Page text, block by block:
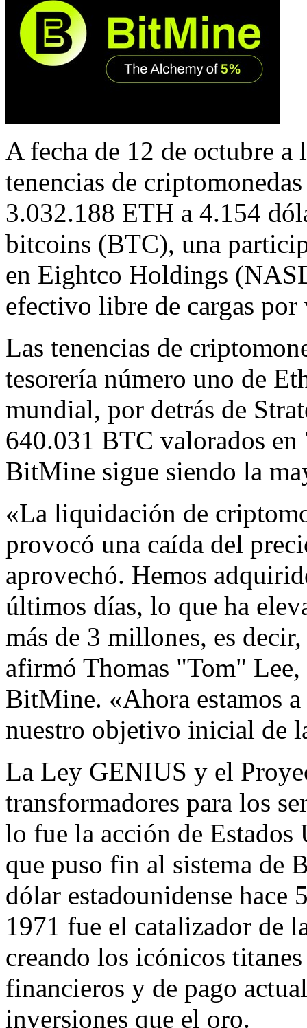
A fecha de 12 de octubre
tenencias de
3.032.188 ETH a 4.154
bitcoins (BTC), una
en Eightco Holdings
efectivo libre de cargas
Las tenencias de
tesorería número uno de
mundial, por detrás de
640.031 BTC valorados
BitMine sigue siendo la
«La liquidación de
provocó una caída del
aprovechó. Hemos
últimos días, lo que ha
más de 3 millones, es
afirmó Thomas "Tom" Lee,
BitMine. «Ahora estamos
nuestro objetivo inicial de
La Ley GENIUS y el
transformadores para los
lo fue la acción de Estados
que puso fin al sistema de
dólar estadounidense hace
1971 fue el catalizador de
creando los icónicos
financieros y de pago
inversiones que el oro.